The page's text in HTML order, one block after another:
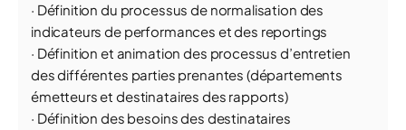
· Définition du processus de normalisation des
indicateurs de performances et des reportings
· Définition et animation des processus d’entretien
des différentes parties prenantes (départements
émetteurs et destinataires des rapports)
· Définition des besoins des destinataires